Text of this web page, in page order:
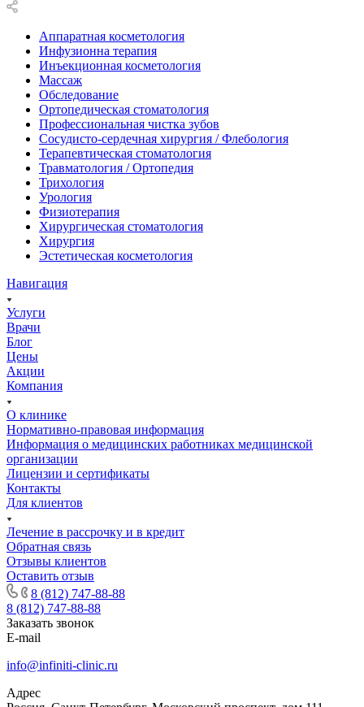
Аппаратная косметология
Инфузионна терапия
Инъекционная косметология
Массаж
Обследование
Ортопедическая стоматология
Профессиональная чистка зубов
Сосудисто-сердечная хирургия / Флебология
Терапевтическая стоматология
Травматология / Ортопедия
Трихология
Урология
Физиотерапия
Хирургическая стоматология
Хирургия
Эстетическая косметология
Навигация
Услуги
Врачи
Блог
Цены
Акции
Компания
О клинике
Нормативно-правовая информация
Информация о медицинских работниках медицинской
организации
Лицензии и сертификаты
Контакты
Для клиентов
Лечение в рассрочку и в кредит
Обратная связь
Отзывы клиентов
Оставить отзыв
8 (812) 747-88-88
8 (812) 747-88-88
Заказать звонок
E-mail
info@infiniti-clinic.ru
Адрес